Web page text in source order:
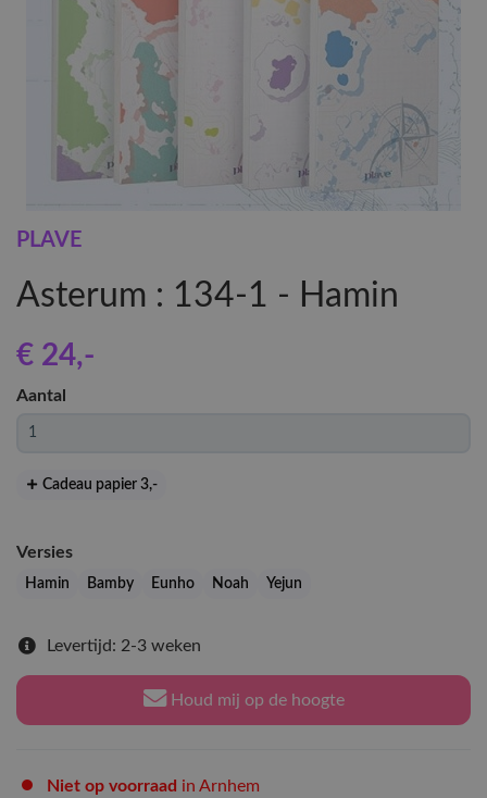
PLAVE
Asterum : 134-1 - Hamin
€ 24,-
Aantal
Cadeau papier 3,-
Versies
Hamin Bamby Eunho Noah Yejun
Levertijd: 2-3 weken
Houd mij op de hoogte
Niet op voorraad in Arnhem